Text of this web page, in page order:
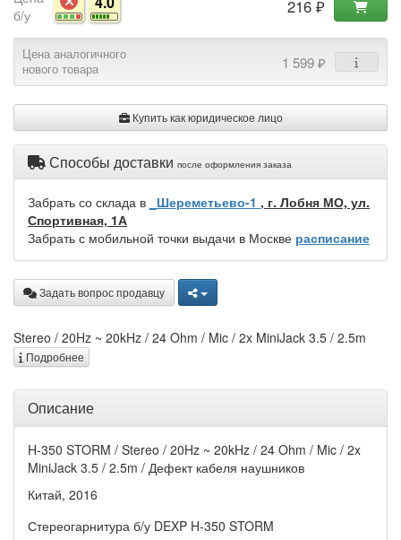
б/у
216 ₽
Цена аналогичного
нового товара
1 599 ₽
Купить как юридическое лицо
Способы доставки после оформления заказа
Забрать со склада в _Шереметьево-1 , г. Лобня МО, ул.
Спортивная, 1А
Забрать с мобильной точки выдачи в Москве расписание
Задать вопрос продавцу
Stereo / 20Hz ~ 20kHz / 24 Ohm / Mic / 2x MiniJack 3.5 / 2.5m
Подробнее
Описание
H-350 STORM / Stereo / 20Hz ~ 20kHz / 24 Ohm / Mic / 2x
MiniJack 3.5 / 2.5m / Дефект кабеля наушников
Китай, 2016
Стереогарнитура б/у DEXP H-350 STORM